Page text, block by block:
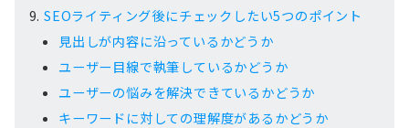
SEOライティング後にチェックしたい5つのポイント
見出しが内容に沿っているかどうか
ユーザー目線で執筆しているかどうか
ユーザーの悩みを解決できているかどうか
キーワードに対しての理解度があるかどうか